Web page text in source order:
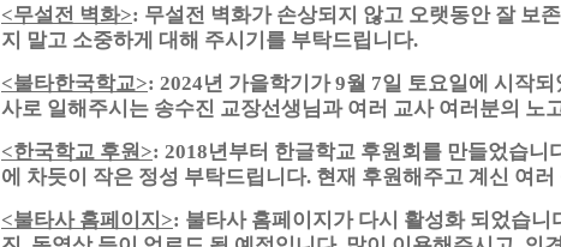
<무설전 벽화>: 무설전 벽화가 손상되지 않고 오랫동안 잘 보
지 말고 소중하게 대해 주시기를 부탁드립니다.
<불타한국학교>: 2024년 가을학기가9월 7일 토요일에 시작
사로 일해주시는 송수진 교장선생님과 여러 교사 여러분의 노
<한국학교 후원>: 2018년부터 한글학교 후원회를 만들었습니
에 차듯이 작은 정성 부탁드립니다. 현재 후원해주고 계신 여
<불타사 홈페이지>: 불타사 홈페이지가 다시 활성화 되었습니